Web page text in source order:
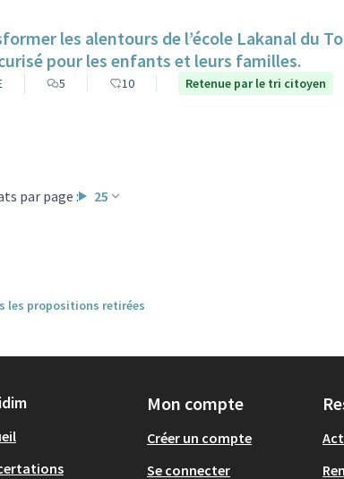
les alentours de l’école Lakanal du
pour les enfants et leurs familles.
5 10 Retenue par le tri citoyen
par page : 25
les propositions retirées
Mon compte
Créer un compte
Se connecter